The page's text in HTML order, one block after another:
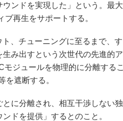
ンドを実現した」という。最大
再生をサポートする。
、チューニングに至るまで、す
み出すという次世代の先進的ア
ジュールを物理的に分離するこ
を遮断する。
に分離され、相互干渉しない独
ドを提供」するとのこと。